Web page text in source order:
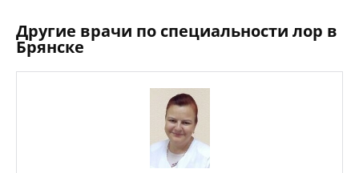
Другие врачи по специальности лор в
Брянске